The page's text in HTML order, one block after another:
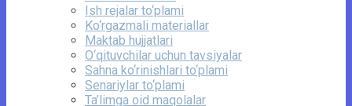
Ish rejalar to‘plami
Ko‘rgazmali materiallar
Maktab hujjatlari
O‘qituvchilar uchun tavsiyalar
Sahna ko‘rinishlari to‘plami
Senariylar to‘plami
Ta’limga oid maqolalar